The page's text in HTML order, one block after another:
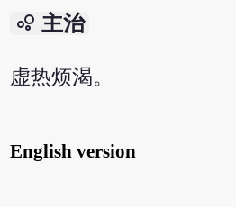
bubble_chart 主治
虚热烦渴。
English version